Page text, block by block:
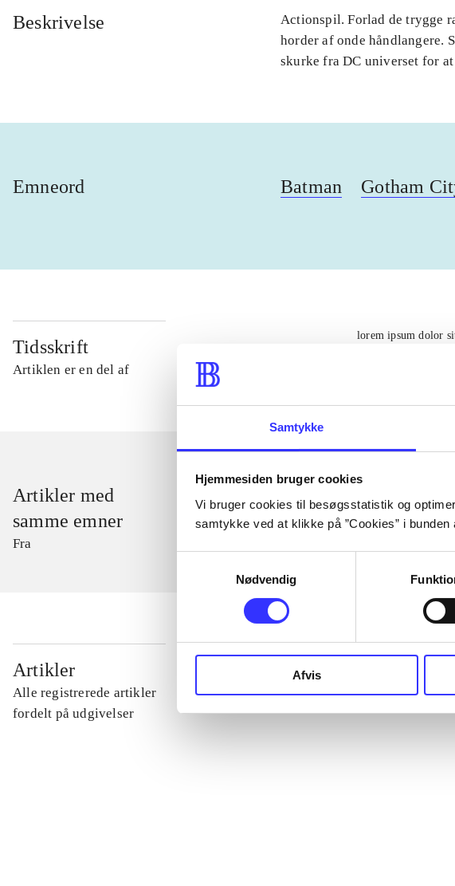
Samtykke
Hjemmesiden bruger cookies
Vi bruger cookies til besøgsstatistik og
samtykke ved at klikke på ”Cookies” i
Nødvendig
Afvis
Beskrivelse
Actionspil. Forlad de trygge
horder af onde håndlangere.
skurke fra DC universet for
Emneord Batman Gotham
Tidsskrift
Artiklen er en del af
lorem ipsum dolor
Artikler med
samme emner
Fra
Artikler
Alle registrerede artikler
fordelt på udgivelser
...
...